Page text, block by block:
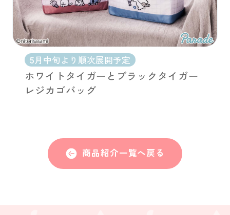
5月中旬より順次展開予定
ホワイトタイガーとブラックタイガー
レジカゴバッグ
商品紹介一覧へ戻る